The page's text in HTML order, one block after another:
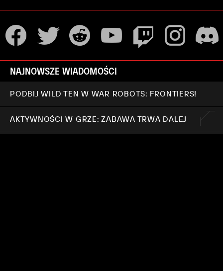
NAJNOWSZE WIADOMOŚCI
PODBIJ WILD TEN W WAR ROBOTS: FRONTIERS!
AKTYWNOŚCI W GRZE: ZABAWA TRWA DALEJ